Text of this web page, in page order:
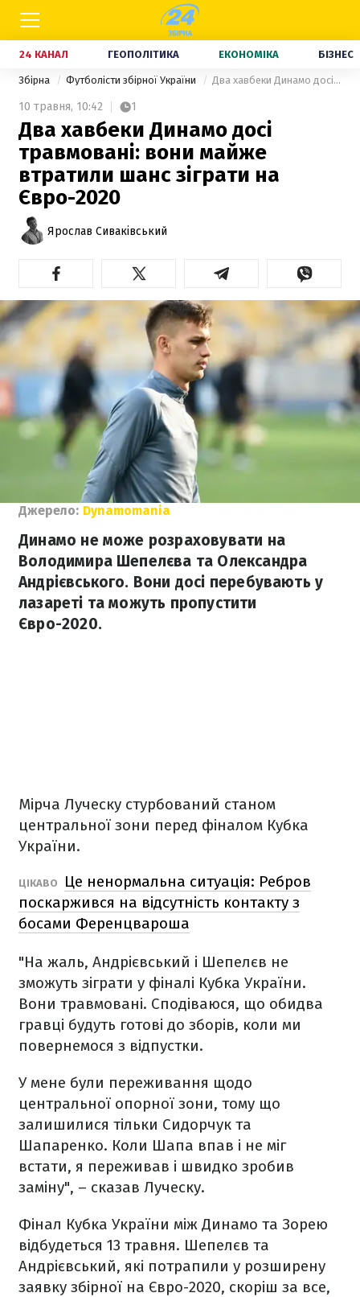
24 КАНАЛ ГЕОПОЛІТИКА ЕКОНОМІКА БІЗНЕС
Збірна Футболісти збірної України Два хавбеки Динамо досі травмовані: вони майже втратили шанс зіграти на Євро-2020
10 травня, 10:42 1
Два хавбеки Динамо досі
травмовані: вони майже
втратили шанс зіграти на
Євро-2020
Ярослав Сиваківський
Джерело: Dynamomania
Динамо не може розраховувати на
Володимира Шепелєва та Олександра
Андрієвського. Вони досі перебувають у
лазареті та можуть пропустити
Євро-2020.
Мірча Луческу стурбований станом
центральної зони перед фіналом Кубка
України.
ЦІКАВО
Це ненормальна ситуація: Ребров
поскаржився на відсутність контакту з
босами Ференцвароша
"На жаль, Андрієвський і Шепелєв не
зможуть зіграти у фіналі Кубка України.
Вони травмовані. Сподіваюся, що обидва
гравці будуть готові до зборів, коли ми
повернемося з відпустки.
У мене були переживання щодо
центральної опорної зони, тому що
залишилися тільки Сидорчук та
Шапаренко. Коли Шапа впав і не міг
встати, я переживав і швидко зробив
заміну", – сказав Луческу.
Фінал Кубка України між Динамо та Зорею
відбудеться 13 травня. Шепелєв та
Андрієвський, які потрапили у розширену
заявку збірної на Євро-2020, скоріш за все,